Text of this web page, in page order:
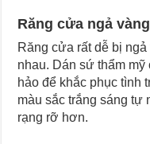
Răng cửa ngả vàng
Răng cửa rất dễ bị
nhau. Dán sứ thẩm
hảo để khắc phục tình
màu sắc trắng sáng tự
rạng rỡ hơn.